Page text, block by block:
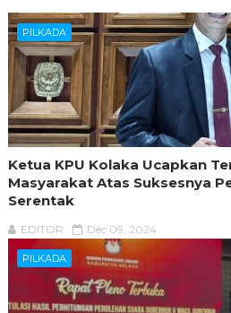
PILKADA
Ketua KPU Kolaka Ucapkan
Masyarakat Atas Suksesnya
Serentak
EDITOR Dec 09, 2024
PILKADA